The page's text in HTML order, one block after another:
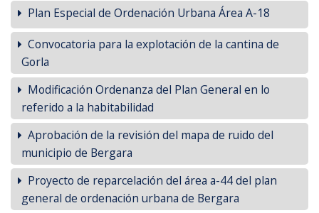
Plan Especial de Ordenación Urbana Área A-18
Convocatoria para la explotación de la cantina de
Gorla
Modificación Ordenanza del Plan General en lo
referido a la habitabilidad
Aprobación de la revisión del mapa de ruido del
municipio de Bergara
Proyecto de reparcelación del área a-44 del plan
general de ordenación urbana de Bergara